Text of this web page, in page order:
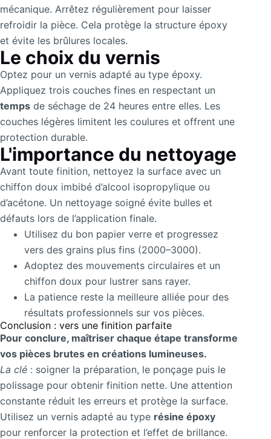
mécanique. Arrêtez régulièrement pour laisser
refroidir la pièce. Cela protège la structure époxy
et évite les brûlures locales.
Le choix du vernis
Optez pour un vernis adapté au type époxy.
Appliquez trois couches fines en respectant un
temps de séchage de 24 heures entre elles. Les
couches légères limitent les coulures et offrent une
protection durable.
L'importance du nettoyage
Avant toute finition, nettoyez la surface avec un
chiffon doux imbibé d’alcool isopropylique ou
d’acétone. Un nettoyage soigné évite bulles et
défauts lors de l’application finale.
Utilisez du bon papier verre et progressez
vers des grains plus fins (2000–3000).
Adoptez des mouvements circulaires et un
chiffon doux pour lustrer sans rayer.
La patience reste la meilleure alliée pour des
résultats professionnels sur vos pièces.
Conclusion : vers une finition parfaite
Pour conclure, maîtriser chaque étape transforme
vos pièces brutes en créations lumineuses.
La clé : soigner la préparation, le ponçage puis le
polissage pour obtenir finition nette. Une attention
constante réduit les erreurs et protège la surface.
Utilisez un vernis adapté au type résine époxy
pour renforcer la protection et l’effet de brillance.